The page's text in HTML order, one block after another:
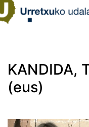
KANDIDA,
(eus)